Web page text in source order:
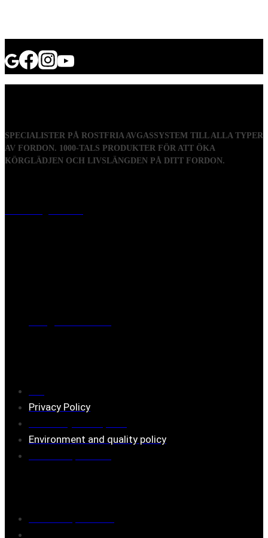
SPECIALISTER PÅ ROSTFRIA AVGASSYSTEM TILL ALLA TYPER
AV FORDON. 1000-TALS PRODUKTER FÖR ATT ÖKA
KÖRGLÄDJEN OCH LIVSLÄNGDEN PÅ DITT FORDON.
Privacy Policy
Environment and quality policy